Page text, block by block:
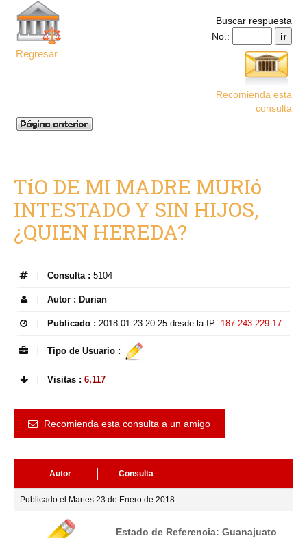
Regresar
Buscar respuesta
No.:
Recomienda esta
consulta
TíO DE MI MADRE MURIó
INTESTADO Y SIN HIJOS,
¿QUIEN HEREDA?
Consulta : 5104
Autor : Durian
Publicado : 2018-01-23 20:25 desde la IP: 187.243.229.17
Tipo de Usuario :
Visitas : 6,117
Recomienda esta consulta a un amigo
Autor Consulta
Publicado el Martes 23 de Enero de 2018
Estado de Referencia: Guanajuato